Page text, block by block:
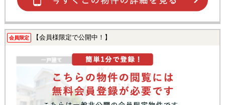
会員限定 【会員様限定で公開中！】